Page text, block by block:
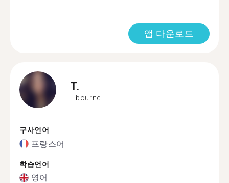
앱 다운로드
T.
Libourne
구사언어
프랑스어
학습언어
영어